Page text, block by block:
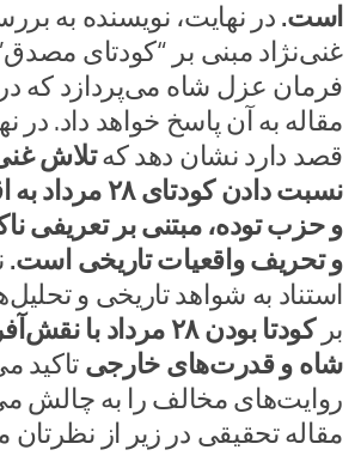
است. در نهایت، نویسنده به
غنی‌نژاد مبنی بر “کودتای
فرمان عزل شاه می‌پردازد که
مقاله به آن پاسخ خواهد داد. در
قصد دارد نشان دهد کهتلاش
نسبت دادن
و حزب توده، مبتنی بر تعریفی
و تحریف واقعیات تاریخی است.
استناد به شواهد تاریخی و
بر
کودتا بودن ۲۸ مرداد
شاه و قدرت‌های خارجی تاکید
روایت‌های مخالف را به چالش
مقاله تحقیقی در زیر از